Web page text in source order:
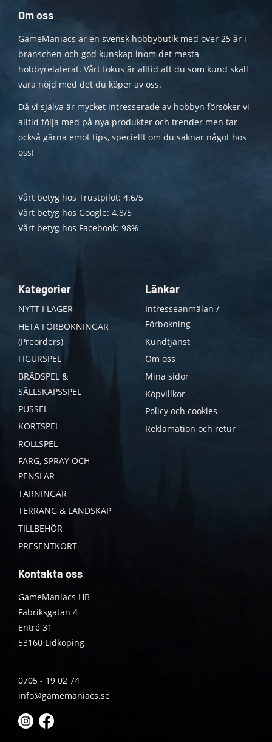
Om oss
GameManiacs är en svensk hobbybutik med över 25 år i
branschen och god kunskap inom det mesta
hobbyrelaterat. Vårt fokus är alltid att du som kund skall
vara nöjd med det du köper av oss.
Då vi själva är mycket intresserade av hobbyn försöker vi
alltid följa med på nya produkter och trender men tar
också gärna emot tips, speciellt om du saknar något hos
oss!
Vårt betyg hos Trustpilot: 4.6/5
Vårt betyg hos Google: 4.8/5
Vårt betyg hos Facebook: 98%
Kategorier
NYTT I LAGER
HETA FÖRBOKNINGAR
(Preorders)
FIGURSPEL
BRÄDSPEL &
SÄLLSKAPSSPEL
PUSSEL
KORTSPEL
ROLLSPEL
FÄRG, SPRAY OCH
PENSLAR
TÄRNINGAR
TERRÄNG & LANDSKAP
TILLBEHÖR
PRESENTKORT
Länkar
Intresseanmälan /
Förbokning
Kundtjänst
Om oss
Mina sidor
Köpvillkor
Policy och cookies
Reklamation och retur
Kontakta oss
GameManiacs HB
Fabriksgatan 4
Entré 31
53160 Lidköping
0705 - 19 02 74
info@gamemaniacs.se